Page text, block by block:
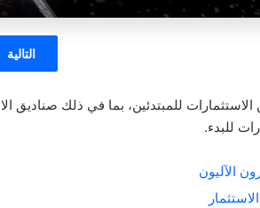
التالية
الاستثمارات للمبتدئين، بما في ذلك صناديق
للبدء.
الآليون